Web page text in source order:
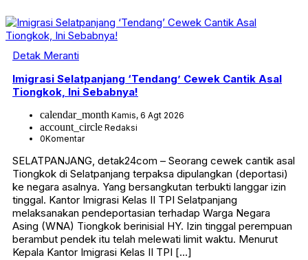
Detak Meranti
Imigrasi Selatpanjang ‘Tendang’ Cewek Cantik Asal
Tiongkok, Ini Sebabnya!
calendar_month Kamis, 6 Agt 2026
account_circle Redaksi
0Komentar
SELATPANJANG, detak24com – Seorang cewek cantik asal
Tiongkok di Selatpanjang terpaksa dipulangkan (deportasi)
ke negara asalnya. Yang bersangkutan terbukti langgar izin
tinggal. Kantor Imigrasi Kelas II TPI Selatpanjang
melaksanakan pendeportasian terhadap Warga Negara
Asing (WNA) Tiongkok berinisial HY. Izin tinggal perempuan
berambut pendek itu telah melewati limit waktu. Menurut
Kepala Kantor Imigrasi Kelas II TPI […]